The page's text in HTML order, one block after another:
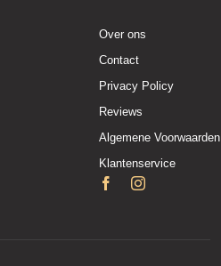
Over ons
Contact
Privacy Policy
Reviews
Algemene Voorwaarden
Klantenservice